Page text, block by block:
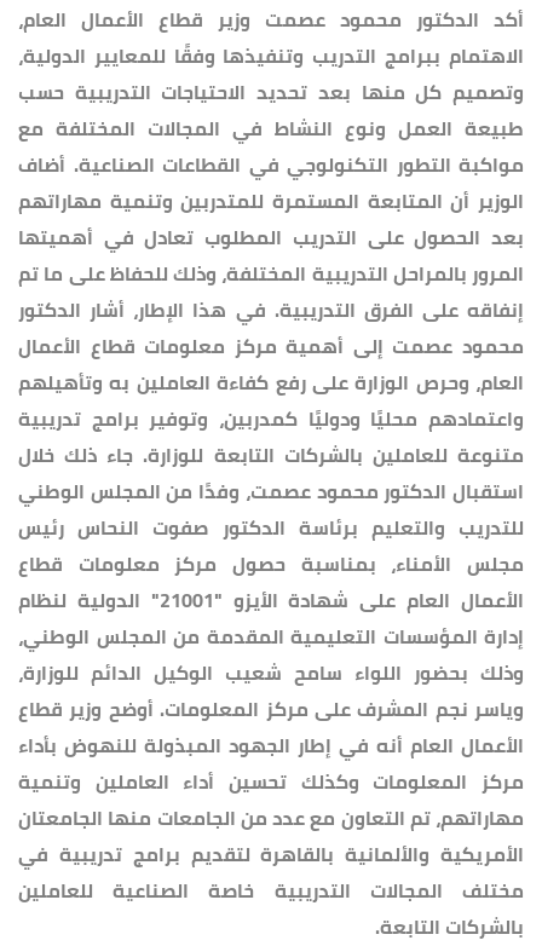
أكد الدكتور محمود عصمت وزير قطاع الأعمال العام،
الاهتمام ببرامج التدريب وتنفيذها وفقًا للمعايير الدولية،
وتصميم كل منها بعد تحديد الاحتياجات التدريبية حسب
طبيعة العمل ونوع النشاط في المجالات المختلفة مع
مواكبة التطور التكنولوجي في القطاعات الصناعية. أضاف
الوزير أن المتابعة المستمرة للمتدربين وتنمية مهاراتهم
بعد الحصول على التدريب المطلوب تعادل في أهميتها
المرور بالمراحل التدريبية المختلفة، وذلك للحفاظ على ما تم
إنفاقه على الفرق التدريبية. في هذا الإطار، أشار الدكتور
محمود عصمت إلى أهمية مركز معلومات قطاع الأعمال
العام، وحرص الوزارة على رفع كفاءة العاملين به وتأهيلهم
واعتمادهم محليًا ودوليًا كمدربين، وتوفير برامج تدريبية
متنوعة للعاملين بالشركات التابعة للوزارة. جاء ذلك خلال
استقبال الدكتور محمود عصمت، وفدًا من المجلس الوطني
للتدريب والتعليم برئاسة الدكتور صفوت النحاس رئيس
مجلس الأمناء، بمناسبة حصول مركز معلومات قطاع
الأعمال العام على شهادة الأيزو "21001" الدولية لنظام
إدارة المؤسسات التعليمية المقدمة من المجلس الوطني،
وذلك بحضور اللواء سامح شعيب الوكيل الدائم للوزارة،
وياسر نجم المشرف على مركز المعلومات. أوضح وزير قطاع
الأعمال العام أنه في إطار الجهود المبذولة للنهوض بأداء
مركز المعلومات وكذلك تحسين أداء العاملين وتنمية
مهاراتهم، تم التعاون مع عدد من الجامعات منها الجامعتان
الأمريكية والألمانية بالقاهرة لتقديم برامج تدريبية في
مختلف المجالات التدريبية خاصة الصناعية للعاملين
بالشركات التابعة.